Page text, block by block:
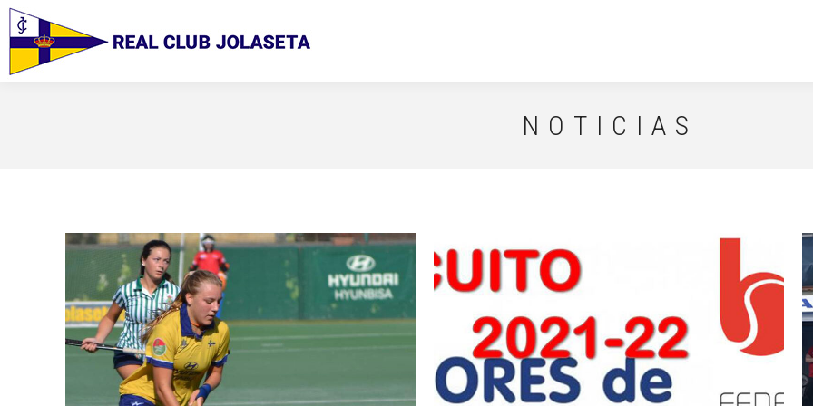
NOTICIAS